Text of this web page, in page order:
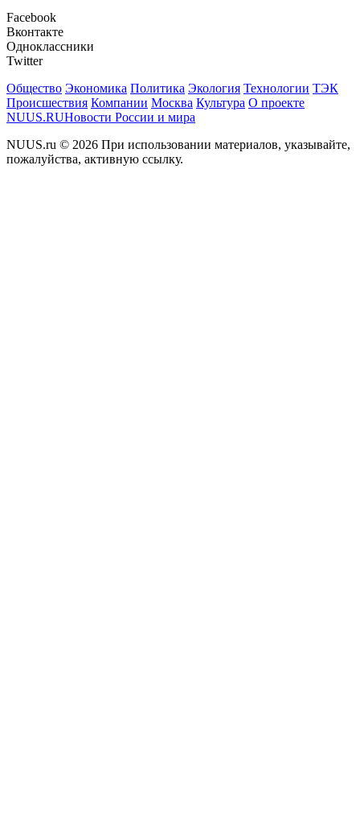
Facebook
Вконтакте
Одноклассники
Twitter
Общество Экономика Политика Экология Технологии ТЭК
Происшествия Компании Москва Культура О проекте
NUUS.RUНовости России и мира
NUUS.ru © 2026 При использовании материалов, указывайте,
пожалуйства, активную ссылку.